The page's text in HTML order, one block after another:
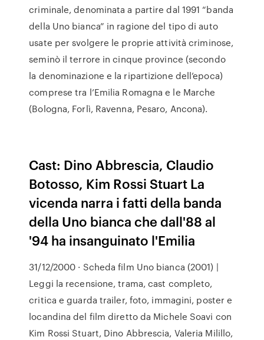
criminale, denominata a partire dal 1991 “banda
della Uno bianca” in ragione del tipo di auto
usate per svolgere le proprie attività criminose,
seminò il terrore in cinque province (secondo
la denominazione e la ripartizione dell’epoca)
comprese tra l’Emilia Romagna e le Marche
(Bologna, Forlì, Ravenna, Pesaro, Ancona).
Cast: Dino Abbrescia, Claudio
Botosso, Kim Rossi Stuart La
vicenda narra i fatti della banda
della Uno bianca che dall'88 al
'94 ha insanguinato l'Emilia
31/12/2000 · Scheda film Uno bianca (2001) |
Leggi la recensione, trama, cast completo,
critica e guarda trailer, foto, immagini, poster e
locandina del film diretto da Michele Soavi con
Kim Rossi Stuart, Dino Abbrescia, Valeria Milillo,